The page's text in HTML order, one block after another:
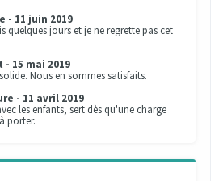
- 11 juin 2019
quelques jours et je ne regrette pas cet
- 15 mai 2019
Nous en sommes satisfaits.
- 11 avril 2019
les enfants, sert dès qu'une charge
porter.